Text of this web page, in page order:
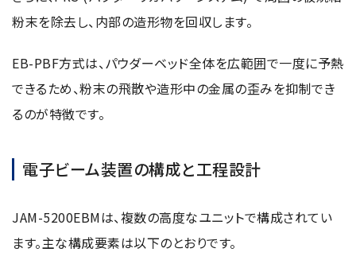
粉末を除去し、内部の造形物を回収します。
EB-PBF方式は、パウダーベッド全体を広範囲で一度に予熱
できるため、粉末の飛散や造形中の金属の歪みを抑制でき
るのが特徴です。
電子ビーム装置の構成と工程設計
JAM-5200EBMは、複数の高度なユニットで構成されてい
ます。主な構成要素は以下のとおりです。